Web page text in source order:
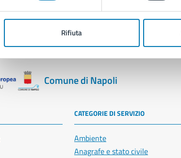
Rifiuta
Segnala disservizio
Comune di Napoli
CATEGORIE DI SERVIZIO
Ambiente
Anagrafe e stato civile